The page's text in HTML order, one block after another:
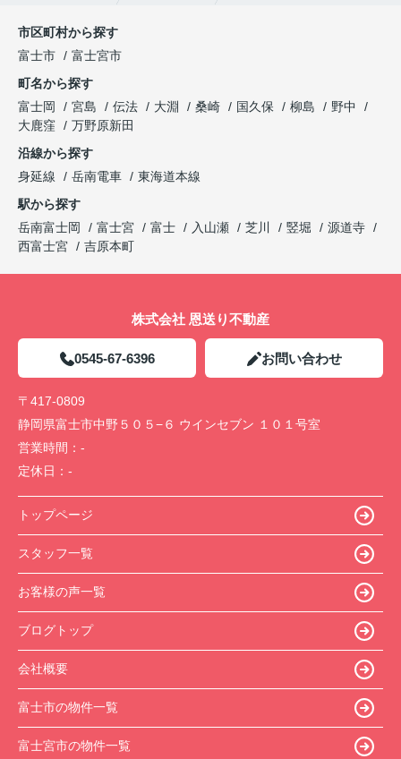
市区町村から探す
富士市
富士宮市
町名から探す
富士岡
宮島 伝法 大淵 桑崎 国久保 柳島
野中
大鹿窪
万野原新田
沿線から探す
身延線
岳南電車
東海道本線
駅から探す
岳南富士岡
富士宮 富士 入山瀬 芝川 竪堀
源道寺
西富士宮
吉原本町
株式会社 恩送り不動産
0545-67-6396 お問い合わせ
〒417-0809
静岡県富士市中野５０５−６ ウインセブン １０１号室
営業時間： -
定休日： -
トップページ
スタッフ一覧
お客様の声一覧
ブログトップ
会社概要
富士市の物件一覧
富士宮市の物件一覧